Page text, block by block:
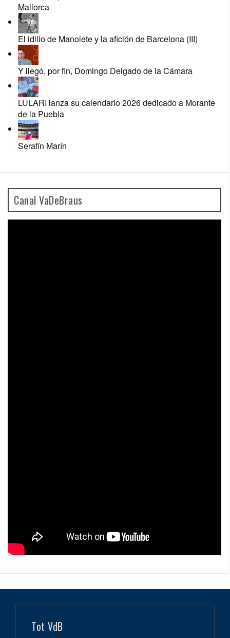
Mallorca
El idilio de Manolete y la afición de Barcelona (III)
Y llegó, por fin, Domingo Delgado de la Cámara
LULARI lanza su calendario 2026 dedicado a Morante
de la Puebla
Serafín Marín
Canal VaDeBraus
Tot VdB